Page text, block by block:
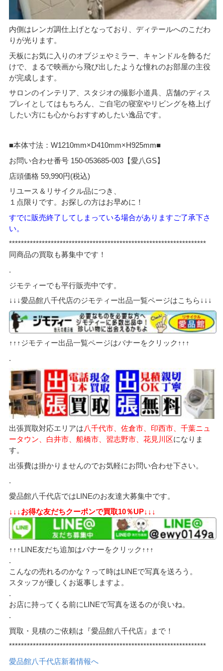
内側はレンガ調仕上げとなっており、ディテールへのこだわ
りが光ります。
天板にお気に入りのオブジェやミラー、キャンドルを飾るだ
けで、まるで映画から飛び出したような憧れのお部屋の主役
が完成します。
サロンのインテリア、スタジオの撮影小道具、店舗のディス
プレイとしてはもちろん、ご自宅の寝室やリビングを格上げ
したい方にも心からおすすめしたい逸品です。
■本体寸法：W1210mm×D410mm×H925mm■
お問い合わせ番号 150-053685-003【愛八GS】
店頭価格 59,990円(税込)
リユース＆リサイクル品につき、
１点限りです。お探しの方はお早めに！
すでに販売終了してしまっている場合がありますご了承下さ
い。
******************************************************************
同商品の買取も募集中です！
.
ジモティーでも平行販売中です。
↓↓↓愛品館八千代店のジモティー出品一覧ページはこちら↓↓↓
↑↑↑ジモティー出品一覧ページはバナーをクリック↑↑↑
.
出張買取対応エリアは八千代市、佐倉市、印西市、千葉ニュ
ータウン、白井市、船橋市、習志野市、花見川区になりま
す。
出張費は掛かりませんのでお気軽にお問い合わせ下さい。
.
愛品館八千代店ではLINEのお友達大募集中です。
↓↓↓お得な友だちクーポンで買取10％UP↓↓↓
↑↑↑LINE友だち追加はバナーをクリック↑↑↑
.
こんなの売れるのかな？って時はLINEで写真を送ろう。
スタッフが優しくお返事しますよ。
.
お店に持ってくる前にLINEで写真を送るのが良いね。
.
買取・見積のご依頼は『愛品館八千代店』まで！
******************************************************************
愛品館八千代店新着情報へ